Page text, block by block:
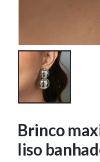
Brinco
liso